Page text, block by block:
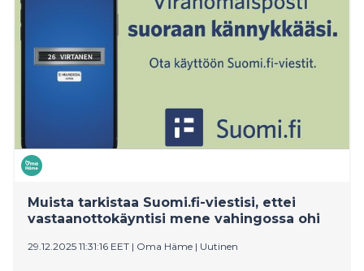
Muista tarkistaa Suomi.fi-viestisi, ettei
vastaanottokäyntisi mene vahingossa ohi
29.12.2025 11:31:16 EET | Oma Häme | Uutinen